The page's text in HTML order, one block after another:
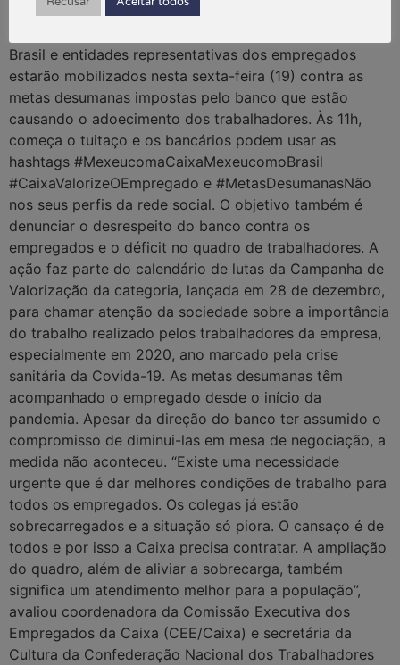
#CaixaValorizeOEmpregado e #MetasDesumanasNão
Brasil e entidades representativas dos empregados
estarão mobilizados nesta sexta-feira (19) contra as
metas desumanas impostas pelo banco que estão
causando o adoecimento dos trabalhadores. Às 11h,
começa o tuitaço e os bancários podem usar as
hashtags #MexeucomaCaixaMexeucomoBrasil
#CaixaValorizeOEmpregado e #MetasDesumanasNão
nos seus perfis da rede social. O objetivo também é
denunciar o desrespeito do banco contra os
empregados e o déficit no quadro de trabalhadores. A
ação faz parte do calendário de lutas da Campanha de
Valorização da categoria, lançada em 28 de dezembro,
para chamar atenção da sociedade sobre a importância
do trabalho realizado pelos trabalhadores da empresa,
especialmente em 2020, ano marcado pela crise
sanitária da Covida-19. As metas desumanas têm
acompanhado o empregado desde o início da
pandemia. Apesar da direção do banco ter assumido o
compromisso de diminui-las em mesa de negociação, a
medida não aconteceu. “Existe uma necessidade
urgente que é dar melhores condições de trabalho para
todos os empregados. Os colegas já estão
sobrecarregados e a situação só piora. O cansaço é de
todos e por isso a Caixa precisa contratar. A ampliação
do quadro, além de aliviar a sobrecarga, também
significa um atendimento melhor para a população”,
avaliou coordenadora da Comissão Executiva dos
Empregados da Caixa (CEE/Caixa) e secretária da
Cultura da Confederação Nacional dos Trabalhadores